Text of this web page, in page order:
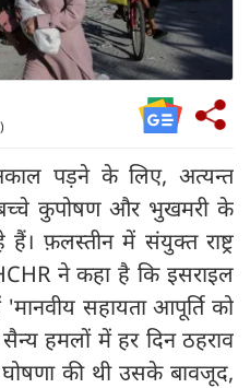
पड़ने के लिए, अत्यन्त
कुपोषण और भुखमरी के
फ़लस्तीन में संयुक्त राष्ट्र
ने कहा है कि इसराइल
सहायता आपूर्ति को
हमलों में हर दिन ठहराव
की थी उसके बावजूद,